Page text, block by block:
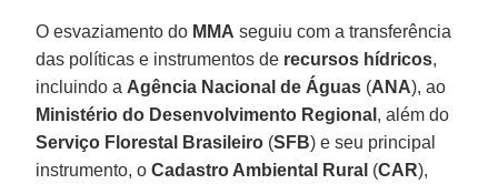
O esvaziamento do MMA seguiu com a transferência
das políticas e instrumentos de recursos hídricos,
incluindo a Agência Nacional de Águas (ANA), ao
Ministério do Desenvolvimento Regional , além do
Serviço Florestal Brasileiro (SFB) e seu principal
instrumento, oCadastro Ambiental Rural (CAR),